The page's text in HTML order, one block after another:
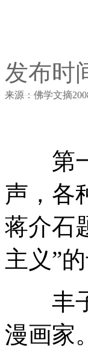
发布时
来源：佛学文摘
第一
声，各
蒋介石
主义”
丰子
漫画家